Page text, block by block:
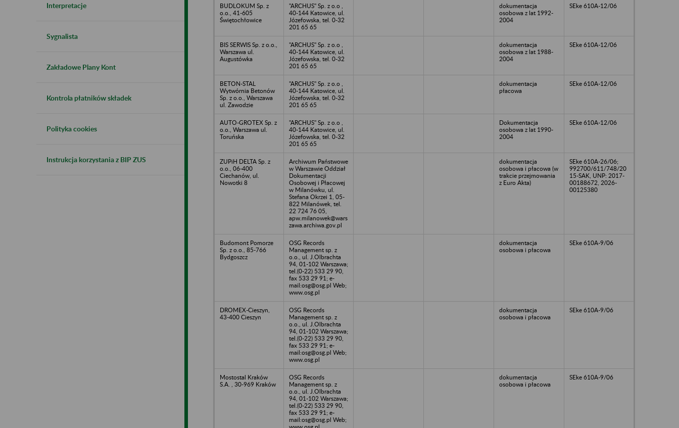
Interpretacje
Sygnalista
Zakładowe Plany Kont
Kontrola płatników składek
Polityka cookies
Instrukcja korzystania z BIP ZUS
BUDLOKUM Sp. z
o.o., 41-605
Świętochłowice
"ARCHUS" Sp. z o.o ,
40-144 Katowice, ul.
Józefowska, tel. 0-32
201 65 65
dokumentacja
osobowa z lat 1992-
2004
SEke 610A-12/06
BIS SERWIS Sp. z o.o.,
Warszawa ul.
Augustówka
"ARCHUS" Sp. z o.o ,
40-144 Katowice, ul.
Józefowska, tel. 0-32
201 65 65
dokumentacja
osobowa z lat 1988-
2004
SEke 610A-12/06
BETON-STAL
Wytwórnia Betonów
Sp. z o.o., Warszawa
ul. Zawodzie
"ARCHUS" Sp. z o.o ,
40-144 Katowice, ul.
Józefowska, tel. 0-32
201 65 65
dokumentacja
płacowa
SEke 610A-12/06
AUTO-GROTEX Sp. z
o.o., Warszawa ul.
Toruńska
"ARCHUS" Sp. z o.o ,
40-144 Katowice, ul.
Józefowska, tel. 0-32
201 65 65
Dokumentacja
osobowa z lat 1990-
2004
SEke 610A-12/06
ZUPiH DELTA Sp. z
o.o., 06-400
Ciechanów, ul.
Nowotki 8
Archiwum Państwowe
w Warszawie Oddział
Dokumentacji
Osobowej i Płacowej
w Milanówku, ul.
Stefana Okrzei 1, 05-
822 Milanówek, tel.
22 724 76 05,
apw.milanowek@wars
zawa.archiwa.gov.pl
dokumentacja
osobowa i płacowa (w
trakcie przejmowania
z Euro Akta)
SEke 610A-26/06;
992700/611/748/20
15-SAK, UNP: 2017-
00188672, 2026-
00125380
Budomont Pomorze
Sp. z o.o., 85-766
Bydgoszcz
OSG Records
Management sp. z
o.o., ul. J.Olbrachta
94, 01-102 Warszawa;
tel.(0-22) 533 29 90,
fax 533 29 91; e-
mail:osg@osg.pl Web;
www.osg.pl
dokumentacja
osobowa i płacowa
SEke 610A-9/06
DROMEX-Cieszyn,
43-400 Cieszyn
OSG Records
Management sp. z
o.o., ul. J.Olbrachta
94, 01-102 Warszawa;
tel.(0-22) 533 29 90,
fax 533 29 91; e-
mail:osg@osg.pl Web;
www.osg.pl
dokumentacja
osobowa i płacowa
SEke 610A-9/06
Mostostal Kraków
S.A. , 30-969 Kraków
OSG Records
Management sp. z
o.o., ul. J.Olbrachta
94, 01-102 Warszawa;
tel.(0-22) 533 29 90,
fax 533 29 91; e-
mail:osg@osg.pl Web;
dokumentacja
osobowa i płacowa
SEke 610A-9/06